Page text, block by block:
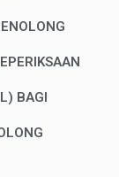
BAGI